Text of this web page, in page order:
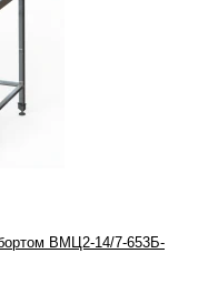
ВМЦ2-14/7-653Б-